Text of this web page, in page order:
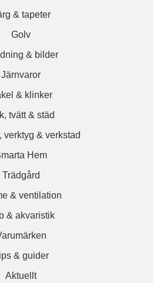
& tapeter
Golv
& bilder
Järnvaror
& klinker
tvätt & städ
verktyg & verkstad
Hem
Trädgård
& ventilation
& akvaristik
& guider
Aktuellt